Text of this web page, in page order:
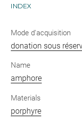
INDEX
Mode d'acquisition
donation sous
Name
amphore
Materials
porphyre